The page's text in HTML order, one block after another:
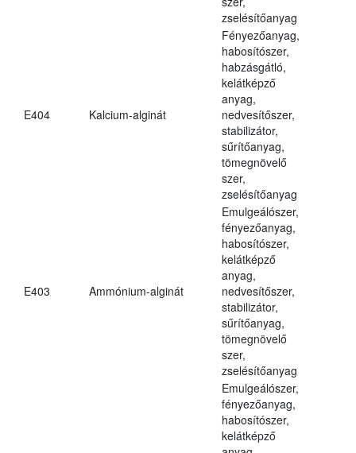
zselésítőanyag
E404 Kalcium-alginát
Fényezőanyag,
habosítószer,
habzásgátló,
kelátképző
anyag,
nedvesítőszer,
stabilizátor,
sűrítőanyag,
tömegnövelő
szer,
zselésítőanyag
E403 Ammónium-alginát
Emulgeálószer,
fényezőanyag,
habosítószer,
kelátképző
anyag,
nedvesítőszer,
stabilizátor,
sűrítőanyag,
tömegnövelő
szer,
zselésítőanyag
Emulgeálószer,
fényezőanyag,
habosítószer,
kelátképző